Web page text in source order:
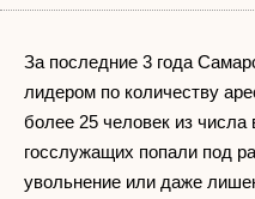
За последние 3 года
лидером по количеству
более 25 человек из
госслужащих попали под
увольнение или даже